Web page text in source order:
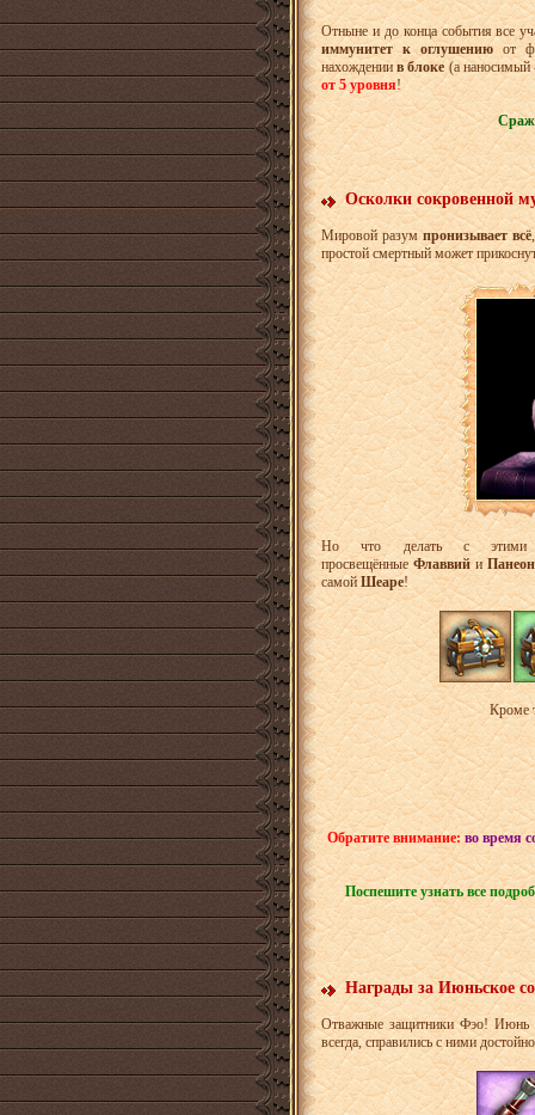
Отныне и до конца события все
иммунитет к оглушению от
нахождениив блоке(а наносимый
от 5 уровня!
Осколки сокровенной
Мировой разумпронизывает всё
простой смертный может
Но что делать с
просвещённыеФлаввийи
самойШеаре!
Кроме
Обратите внимание:во время
Поспешите узнать все
Награды за Июньское
Отважные защитники Фэо! Июнь
всегда, справились с ними